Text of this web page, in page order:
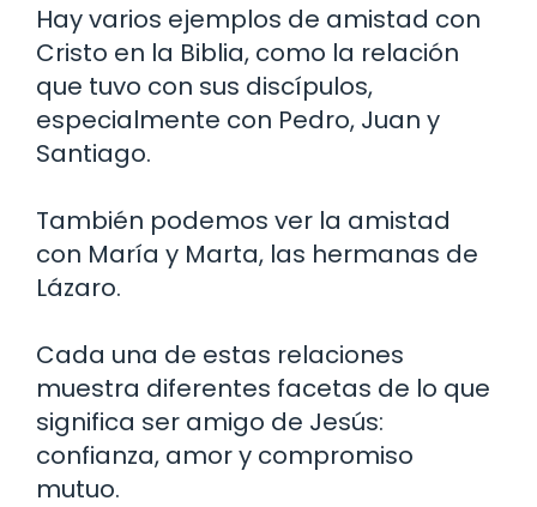
Hay varios ejemplos de amistad con
Cristo en la Biblia, como la relación
que tuvo con sus discípulos,
especialmente con Pedro, Juan y
Santiago.
También podemos ver la amistad
con María y Marta, las hermanas de
Lázaro.
Cada una de estas relaciones
muestra diferentes facetas de lo que
significa ser amigo de Jesús:
confianza, amor y compromiso
mutuo.